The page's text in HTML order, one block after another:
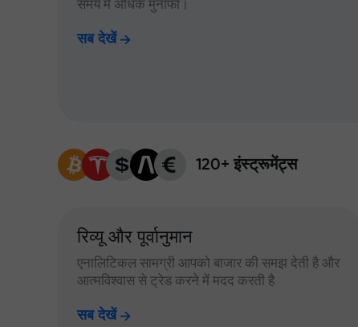
समय में अधिक मुनाफा।
सब देखें
120+ इंस्ट्रूमेंट्स
रिव्यू और पूर्वानुमान
एनालिटिकल सामग्री आपको बाजार की समझ देती है और
आत्मविश्वास से ट्रेड करने में मदद करती है
सब देखें